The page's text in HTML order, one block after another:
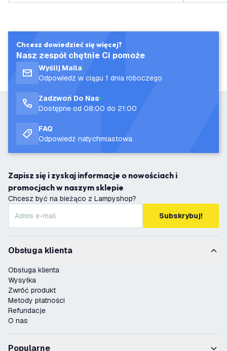
Chcesz dowiedzieć się więcej?
Nasz zespół chętnie Ci pomoże
Wyślij Maila
Odpowiedź w ciągu 1 dnia roboczego
Zadzwoń Do Nas
Dostępne od 08:00 do 21:00
FAQ
Odpowiedź natychmiastowa
Zapisz się i zyskaj informacje o nowościach i
promocjach w naszym sklepie
Chcesz być na bieżąco z Lampyshop?
Subskrybuj!
Obsługa klienta
Obsługa klienta
Wysyłka
Zwróć produkt
Metody płatności
Refundacje
O nas
Popularne